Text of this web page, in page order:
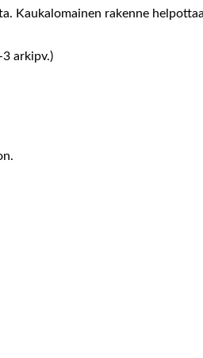
Kaukalomainen rakenne helpottaa
arkipv.)